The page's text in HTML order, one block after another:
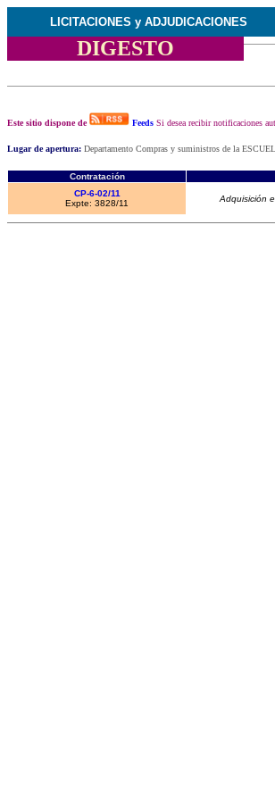
LICITACIONES y ADJUDICACIONES
DIGESTO
Este sitio dispone de Feeds Si desea recibir notificaciones
Lugar de apertura: Departamento Compras y suministros de la
Contratación
CP-6-02/11
Expte: 3828/11
Adquisición